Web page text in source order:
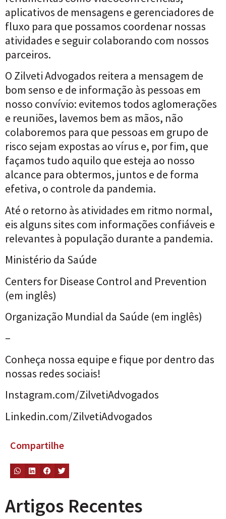
aplicativos de mensagens e gerenciadores de
fluxo para que possamos coordenar nossas
atividades e seguir colaborando com nossos
parceiros.
O Zilveti Advogados reitera a mensagem de
bom senso e de informação às pessoas em
nosso convívio: evitemos todos aglomerações
e reuniões, lavemos bem as mãos, não
colaboremos para que pessoas em grupo de
risco sejam expostas ao vírus e, por fim, que
façamos tudo aquilo que esteja ao nosso
alcance para obtermos, juntos e de forma
efetiva, o controle da pandemia.
Até o retorno às atividades em ritmo normal,
eis alguns sites com informações confiáveis e
relevantes à população durante a pandemia.
Ministério da Saúde
Centers for Disease Control and Prevention
(em inglês)
Organização Mundial da Saúde (em inglês)
–
Conheça nossa equipe e fique por dentro das
nossas redes sociais!
Instagram.com/ZilvetiAdvogados
Linkedin.com/ZilvetiAdvogados
Compartilhe
Artigos Recentes